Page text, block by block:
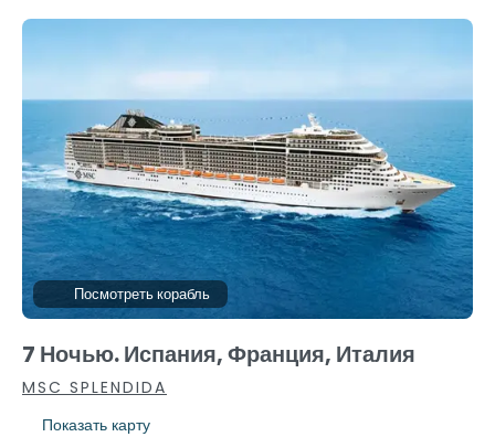
Посмотреть корабль
7 Ночью. Испания, Франция, Италия
MSC SPLENDIDA
Показать карту